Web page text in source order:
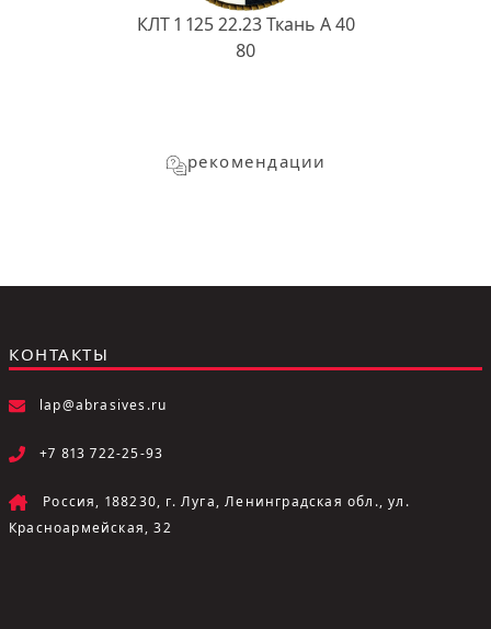
КЛТ 1 125 22.23 Ткань A 40
80
рекомендации
КОНТАКТЫ
lap@abrasives.ru
+7 813 722-25-93
Россия, 188230, г. Луга, Ленинградская обл., ул.
Красноармейская, 32